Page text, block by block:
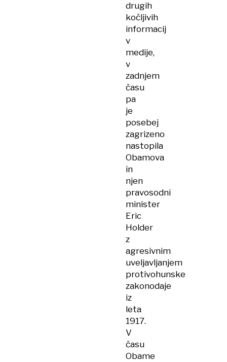
drugih
kočljivih
informacij
v
medije,
v
zadnjem
času
pa
je
posebej
zagrizeno
nastopila
Obamova
in
njen
pravosodni
minister
Eric
Holder
z
agresivnim
uveljavljanjem
protivohunske
zakonodaje
iz
leta
1917.
V
času
Obame